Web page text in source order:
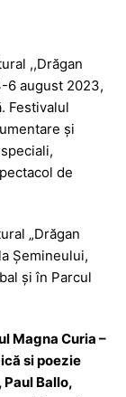
,,Drăgan
6 august 2023,
Festivalul
și
de
„Drăgan
Șemineului,
și în Parcul
Magna Curia –
si poezie
Paul Ballo,